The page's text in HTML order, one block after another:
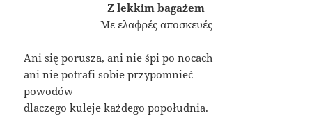
Z lekkim bagażem
Με ελαφρές αποσκευές
Ani się porusza, ani nie śpi po nocach
ani nie potrafi sobie przypomnieć
powodów
dlaczego kuleje każdego popołudnia.